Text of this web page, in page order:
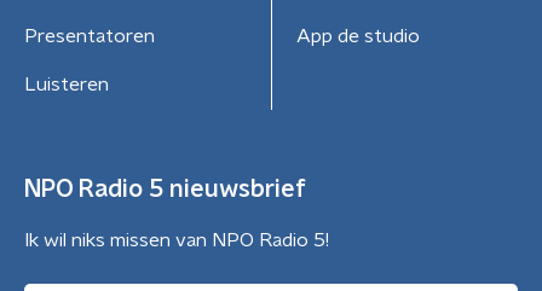
Presentatoren
Luisteren
App de studio
NPO Radio 5 nieuwsbrief
Ik wil niks missen van NPO Radio 5!